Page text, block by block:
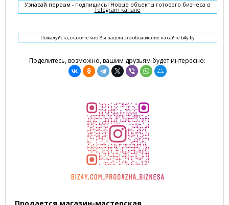
Узнавай первым - подпишись! Новые объекты готового бизнеса в
Telegram канале
Пожалуйста, скажите что Вы нашли это объявление на сайте b4y.by
Поделитесь, возможно, вашим друзьям будет интересно: